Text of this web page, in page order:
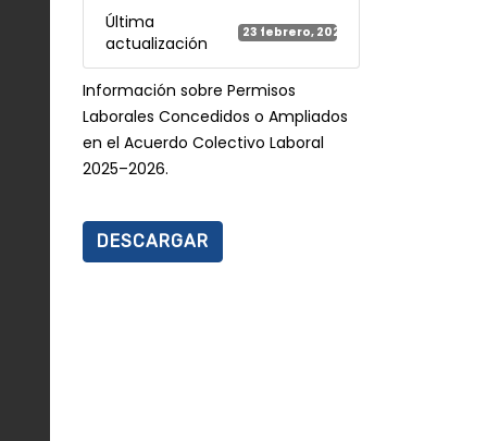
Última
actualización
23 febrero, 2026
Información sobre Permisos
Laborales Concedidos o Ampliados
en el Acuerdo Colectivo Laboral
2025–2026.
DESCARGAR